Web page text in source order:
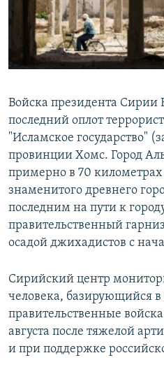
Войска президента Сирии
последний оплот
"Исламское государство"
провинции Хомс. Город
примерно в 70 километрах
знаменитого древнего
последним на пути к
правительственный
осадой джихадистов с
Сирийский центр
человека, базирующийся
правительственные
августа после тяжелой
и при поддержке